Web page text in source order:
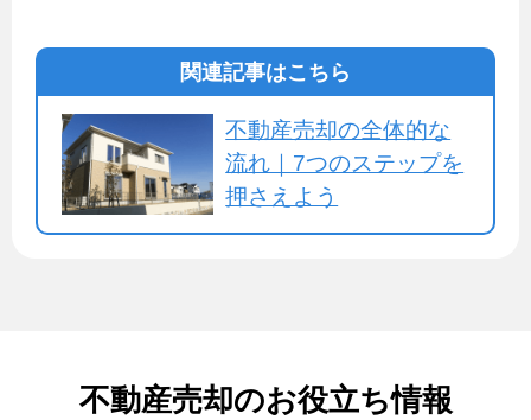
関連記事はこちら
不動産売却の全体的な
流れ｜7つのステップを
押さえよう
不動産売却のお役立ち情報